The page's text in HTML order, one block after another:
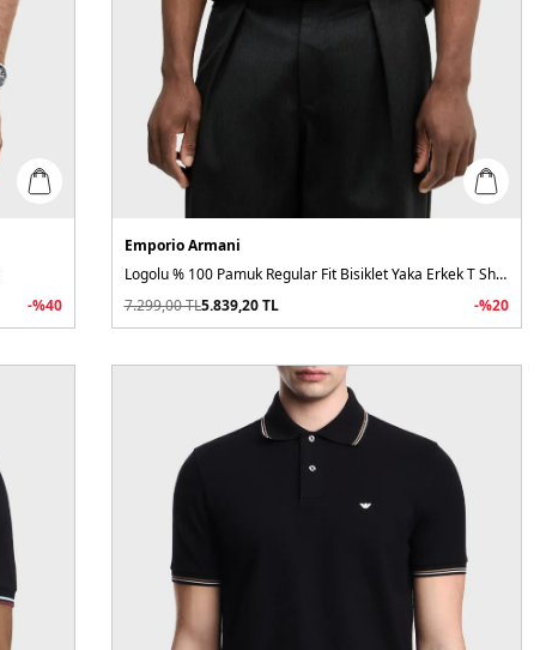
-%40
Emporio Armani
Logolu % 100 Pamuk Regular Fit Bisiklet Yaka Erkek T Shirt
7.299,00TL5.839,20TL -%20